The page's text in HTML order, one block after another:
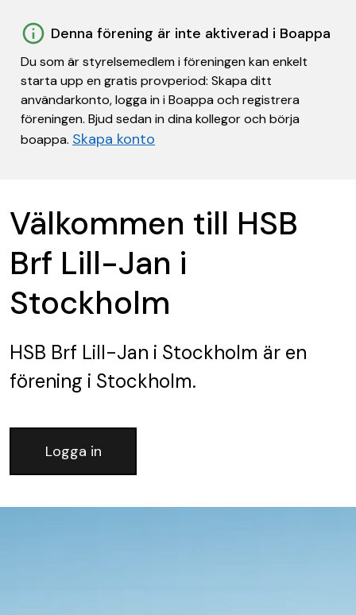
Denna förening är inte aktiverad i Boappa
Du som är styrelsemedlem i föreningen kan enkelt
starta upp en gratis provperiod: Skapa ditt
användarkonto, logga in i Boappa och registrera
föreningen. Bjud sedan in dina kollegor och börja
boappa. Skapa konto
Välkommen till HSB
Brf Lill-Jan i
Stockholm
HSB Brf Lill-Jan i Stockholm är en
förening i Stockholm.
Logga in